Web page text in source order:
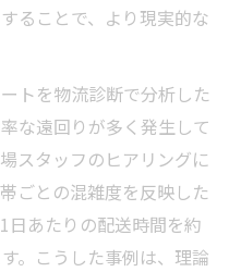
ることで、より現実的な
トを物流診断で分析した
な遠回りが多く発生して
スタッフのヒアリングに
ごとの混雑度を反映した
日あたりの配送時間を約
。こうした事例は、理論